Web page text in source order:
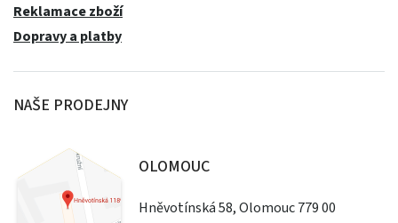
Reklamace zboží
Dopravy a platby
NAŠE PRODEJNY
OLOMOUC
Hněvotínská 58, Olomouc 779 00